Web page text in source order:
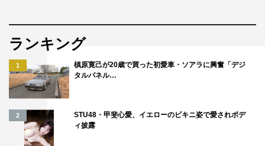
ランキング
1
槙原寛己が20歳で買った初愛車・ソアラに興奮「デジ
タルパネル…
2
STU48・甲斐心愛、イエローのビキニ姿で愛されボデ
ィ披露